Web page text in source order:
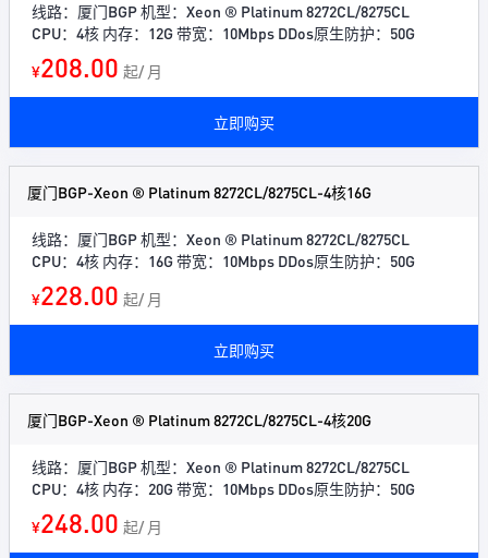
线路：厦门BGP 机型：Xeon ® Platinum 8272CL/8275CL
CPU：4核 内存：12G 带宽：10Mbps DDos原生防护：50G
¥208.00 起/ 月
立即购买
厦门BGP-Xeon ® Platinum 8272CL/8275CL-4核16G
线路：厦门BGP 机型：Xeon ® Platinum 8272CL/8275CL
CPU：4核 内存：16G 带宽：10Mbps DDos原生防护：50G
¥228.00 起/ 月
立即购买
厦门BGP-Xeon ® Platinum 8272CL/8275CL-4核20G
线路：厦门BGP 机型：Xeon ® Platinum 8272CL/8275CL
CPU：4核 内存：20G 带宽：10Mbps DDos原生防护：50G
¥248.00 起/ 月